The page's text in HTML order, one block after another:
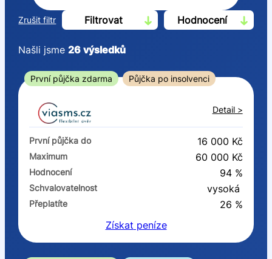
Zrušit filtr Filtrovat Hodnocení
Od
První půjčka zdarma
–
ano
Ve zkušebce
ano
Našli jsme26 výsledků
První půjčka zdarma Půjčka po insolvenci
Detail >
První půjčka do 16 000 Kč
Maximum 60 000 Kč
Hodnocení 94 %
Schvalovatelnost vysoká
Přeplatíte
26 %
Získat peníze